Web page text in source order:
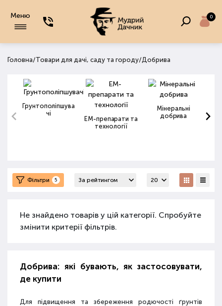
Меню 0
Головна/Товари для дачі, саду та городу/Добрива
Грунтополіпшува
чі
ЕМ-препарати та
технології
Мінеральні
добрива
Фільтри 5
Не знайдено товарів у цій категорії. Спробуйте
змінити критерії фільтрів.
Добрива: які бувають, як застосовувати,
де купити
Для підвищення та збереження родючості ґрунтів